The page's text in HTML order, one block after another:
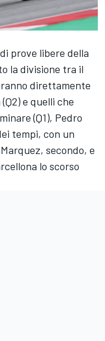
prove libere della
la divisione tra il
direttamente
e quelli che
(Q1), Pedro
tempi, con un
secondo, e
lo scorso